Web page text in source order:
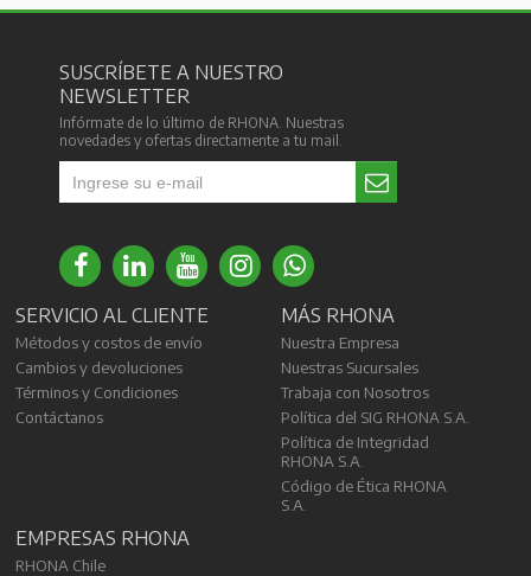
SUSCRÍBETE A NUESTRO
NEWSLETTER
Infórmate de lo último de RHONA. Nuestras
novedades y ofertas directamente a tu mail.
SERVICIO AL CLIENTE
Métodos y costos de envío
Cambios y devoluciones
Términos y Condiciones
Contáctanos
MÁS RHONA
Nuestra Empresa
Nuestras Sucursales
Trabaja con Nosotros
Política del SIG RHONA S.A.
Política de Integridad
RHONA S.A.
Código de Ética RHONA
S.A.
EMPRESAS RHONA
RHONA Chile